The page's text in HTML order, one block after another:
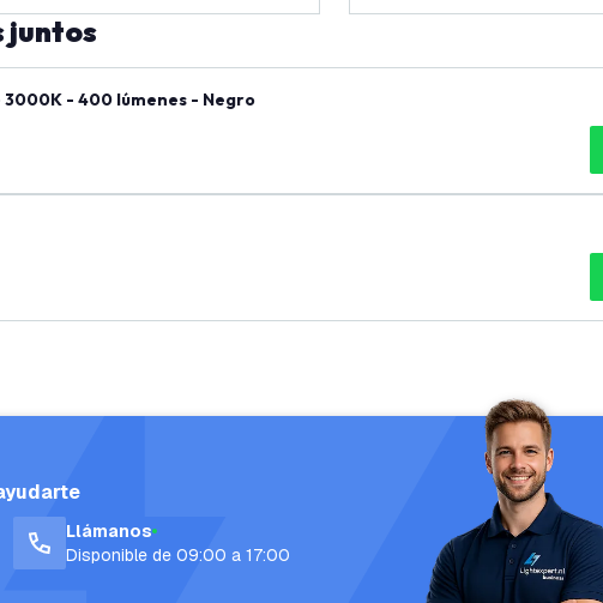
juntos
3000K - 400 lúmenes - Negro
Llámanos
Disponible de 09:00 a 17:00